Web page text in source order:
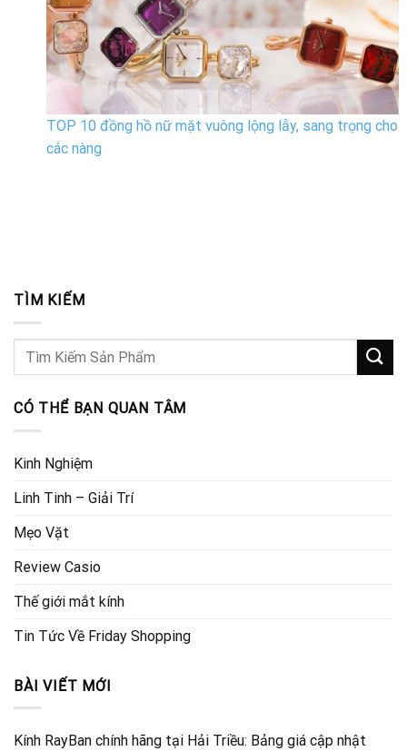
TOP 10 đồng hồ nữ mặt vuông lộng lẫy, sang trọng cho
các nàng
TÌM KIẾM
CÓ THỂ BẠN QUAN TÂM
Kinh Nghiệm
Linh Tinh – Giải Trí
Mẹo Vặt
Review Casio
Thế giới mắt kính
Tin Tức Về Friday Shopping
BÀI VIẾT MỚI
Kính RayBan chính hãng tại Hải Triều: Bảng giá cập nhật